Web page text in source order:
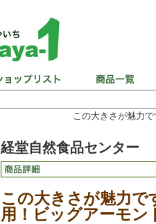
この大きさが魅力
経堂自然食品センター
この大きさが魅力で
用！ビッグアーモン